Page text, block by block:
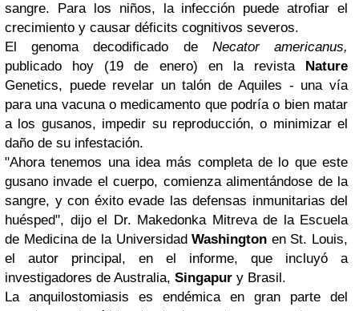
sangre.
Para los niños, la infección puede atrofiar el
crecimiento y causar déficits cognitivos severos.
El genoma decodificado de Necator americanus,
publicado hoy (19 de enero) en la revista Nature
Genetics, puede revelar un talón de Aquiles - una vía
para una vacuna o medicamento que podría o bien matar
a los gusanos, impedir su reproducción, o minimizar el
daño de su infestación.
"Ahora tenemos una idea más completa de lo que este
gusano invade el cuerpo, comienza alimentándose de la
sangre, y con éxito evade las defensas inmunitarias del
huésped", dijo el Dr. Makedonka Mitreva de la Escuela
de Medicina de la UniversidadWashington en St. Louis,
el autor principal, en el informe, que incluyó a
investigadores de Australia, Singapur y Brasil.
La anquilostomiasis es endémica en gran parte del